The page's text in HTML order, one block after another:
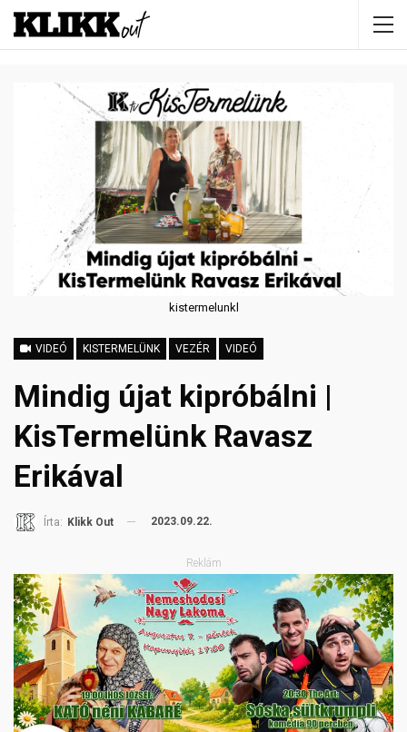
kistermelunkl
VIDEÓ KISTERMELÜNK VEZÉR VIDEÓ
Mindig újat kipróbálni |
KisTermelünk Ravasz
Erikával
Írta: Klikk Out 2023.09.22.
Reklám